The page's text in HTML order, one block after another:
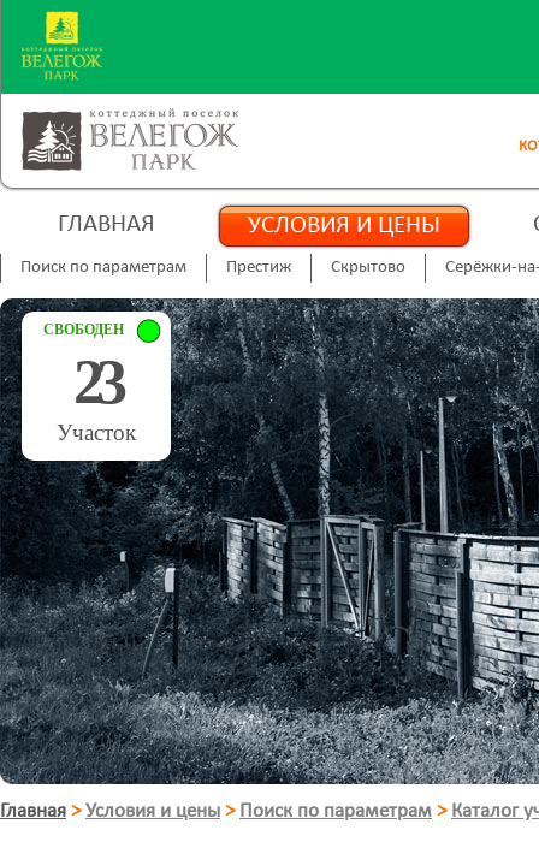
ГЛАВНАЯ УСЛОВИЯ И ЦЕНЫ
Поиск по параметрам Престиж Скрытово Серёжки-
Главная >Условия и цены > Поиск по параметрам > Каталог
СВОБОДЕН
23
Участок